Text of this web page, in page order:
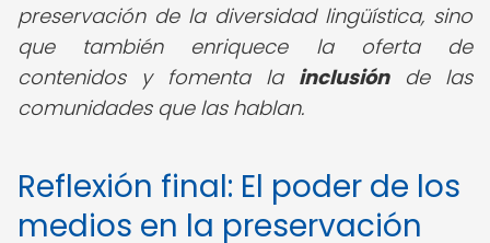
preservación de la diversidad lingüística, sino
que también enriquece la oferta de
contenidos y fomenta la inclusiónde las
comunidades que las hablan.
Reflexión final: El poder de los
medios en la preservación